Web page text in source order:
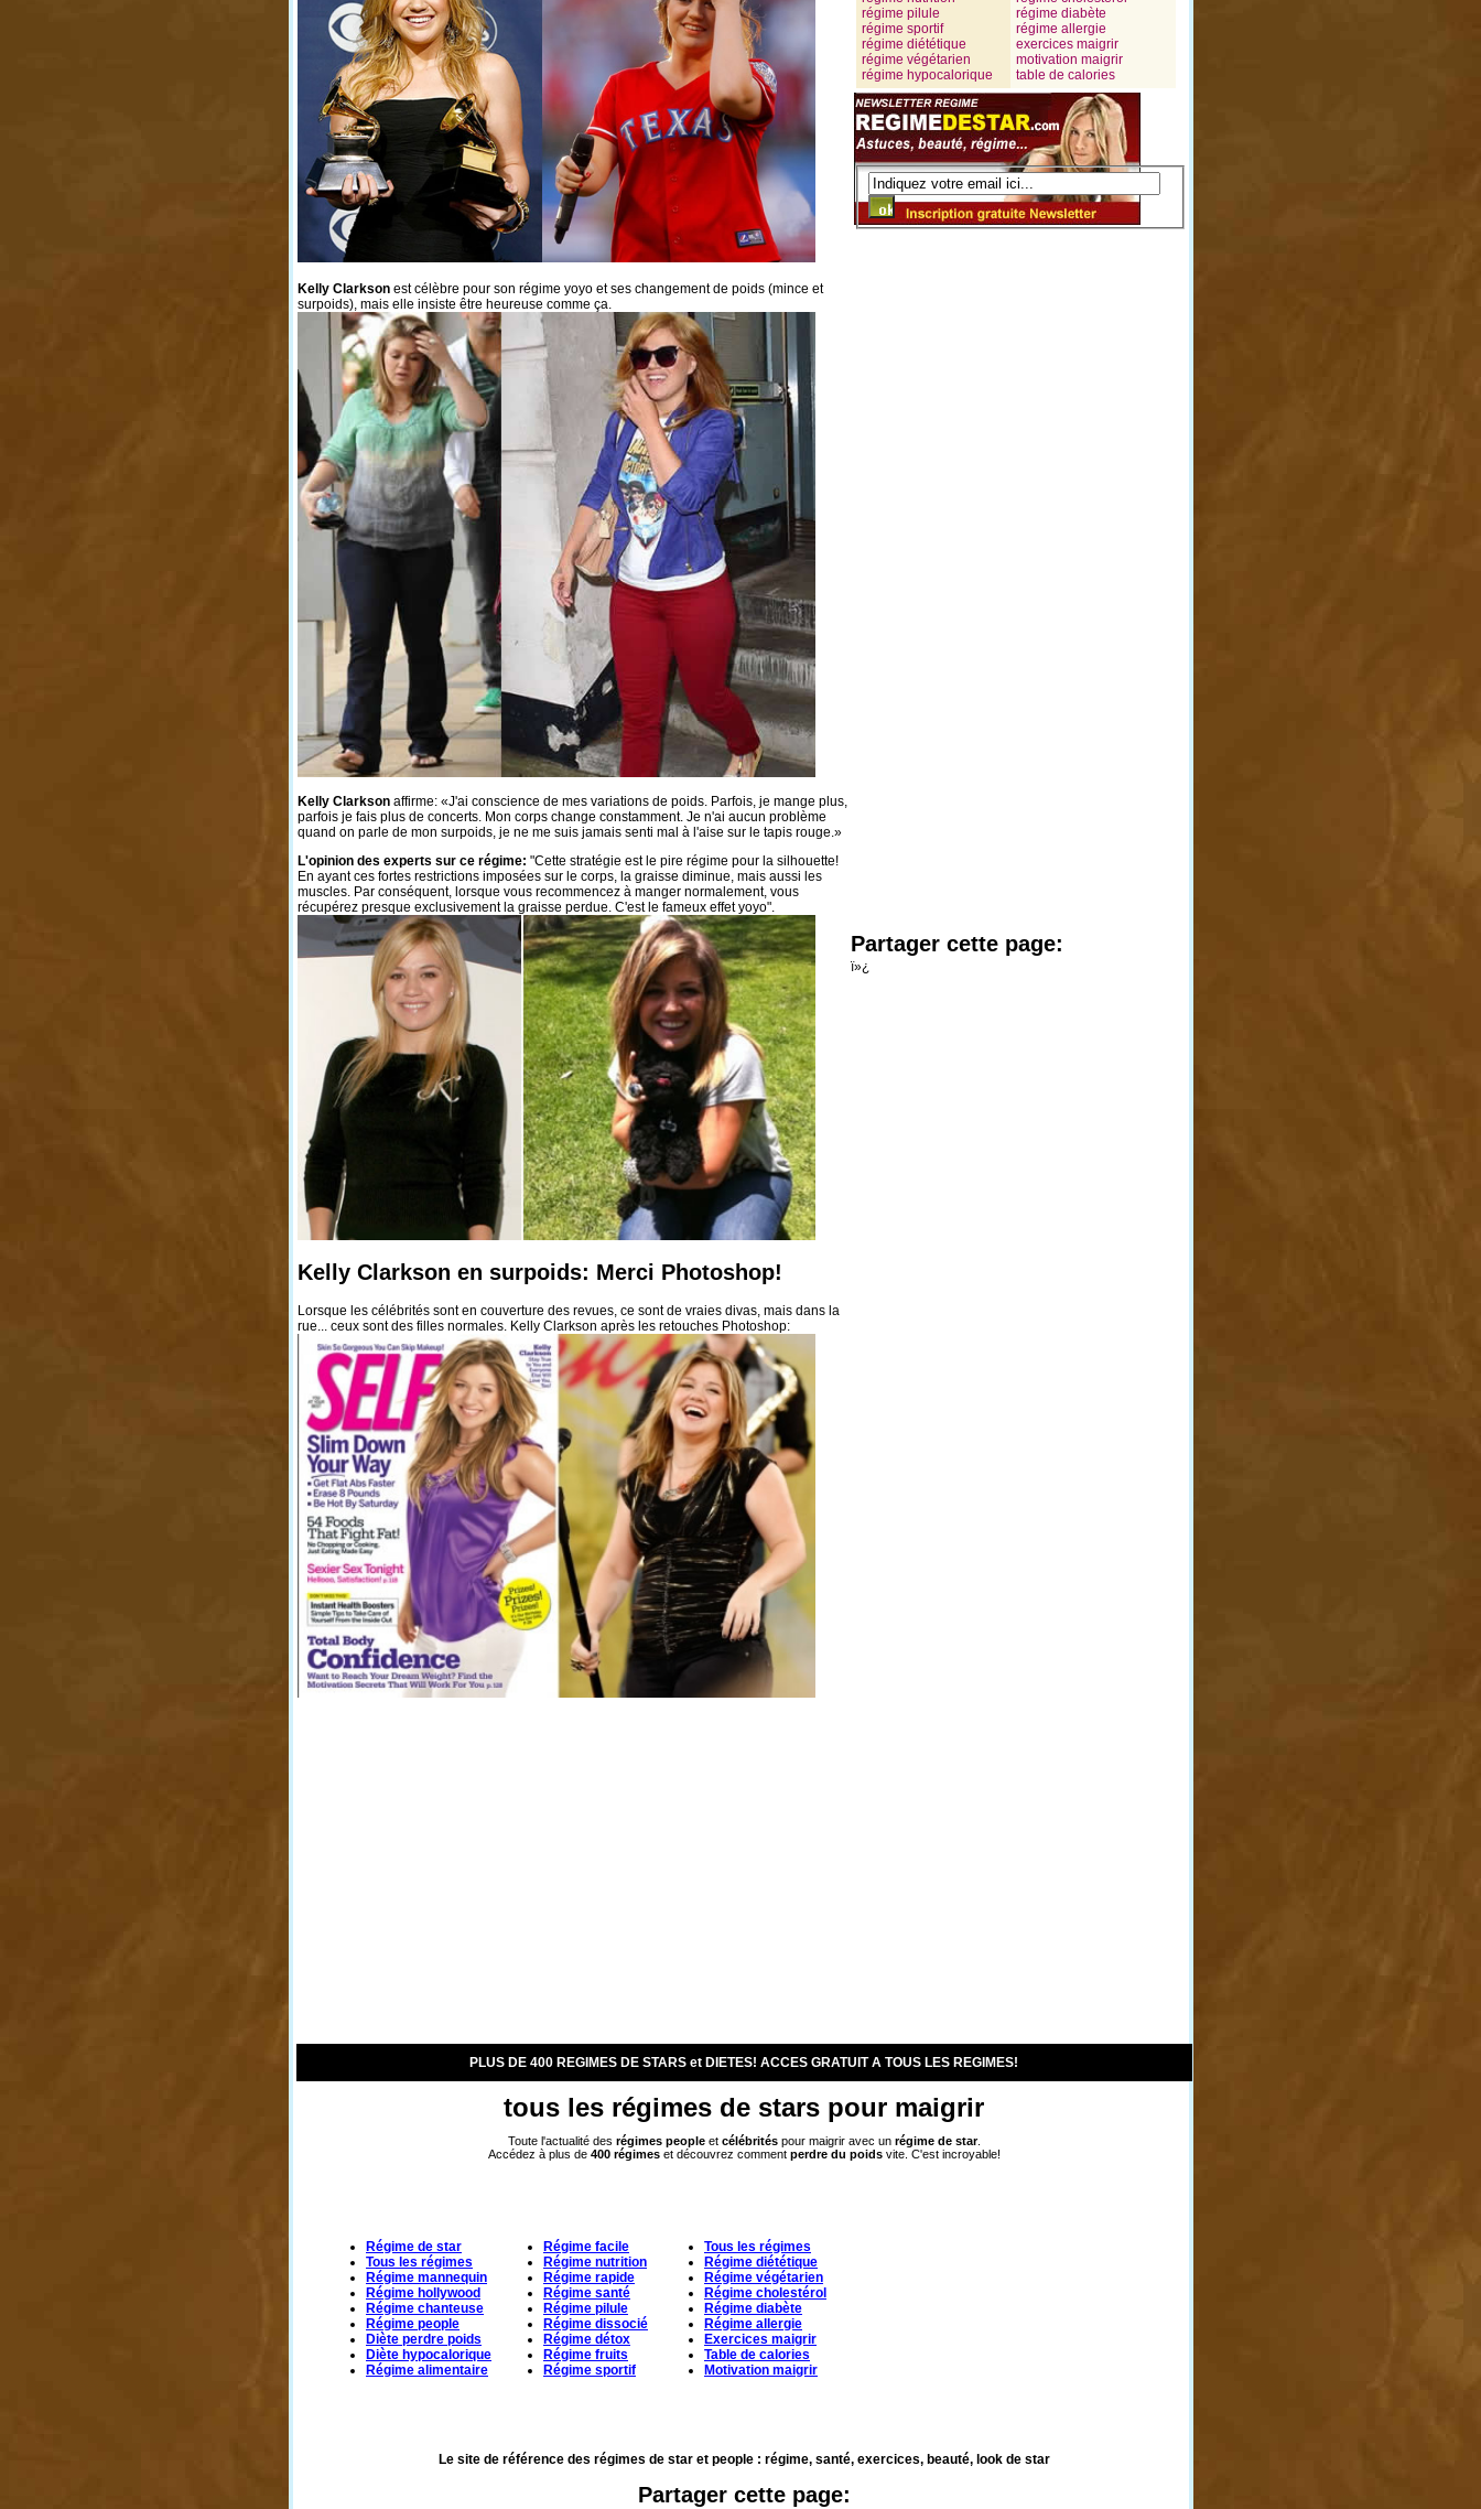
Kelly Clarkson est célèbre pour son régime yoyo et ses changement de poids (mince et
surpoids), mais elle insiste être heureuse comme ça.
Kelly Clarkson affirme: «J'ai conscience de mes variations de poids. Parfois, je mange plus,
parfois je fais plus de concerts. Mon corps change constamment. Je n'ai aucun problème
quand on parle de mon surpoids, je ne me suis jamais senti mal à l'aise sur le tapis rouge.»
L'opinion des experts sur ce régime: "Cette stratégie est le pire régime pour la silhouette!
En ayant ces fortes restrictions imposées sur le corps, la graisse diminue, mais aussi les
muscles. Par conséquent, lorsque vous recommencez à manger normalement, vous
récupérez presque exclusivement la graisse perdue. C'est le fameux effet yoyo".
Kelly Clarkson en surpoids: Merci Photoshop!
Lorsque les célébrités sont en couverture des revues, ce sont de vraies divas, mais dans la
rue... ceux sont des filles normales. Kelly Clarkson après les retouches Photoshop:
régime pilule
régime sportif
régime diététique
régime végétarien
régime hypocalorique
régime diabète
régime allergie
exercices maigrir
motivation maigrir
table de calories
Partager cette page:
ï»¿
PLUS DE 400 REGIMES DE STARS et DIETES! ACCES GRATUIT A TOUS LES REGIMES!
tous les régimes de stars pour maigrir
Toute l'actualité des régimes people et célébritéspour maigrir avec un régime de star.
Accédez à plus de 400 régimes et découvrez comment perdre du poids vite. C'est incroyable!
Régime de star
Tous les régimes
Régime mannequin
Régime hollywood
Régime chanteuse
Régime people
Diète perdre poids
Diète hypocalorique
Régime alimentaire
Régime facile
Régime nutrition
Régime rapide
Régime santé
Régime pilule
Régime dissocié
Régime détox
Régime fruits
Régime sportif
Tous les régimes
Régime diététique
Régime végétarien
Régime cholestérol
Régime diabète
Régime allergie
Exercices maigrir
Table de calories
Motivation maigrir
Le site de référence des régimes de star et people : régime, santé, exercices, beauté, look de star
Partager cette page: